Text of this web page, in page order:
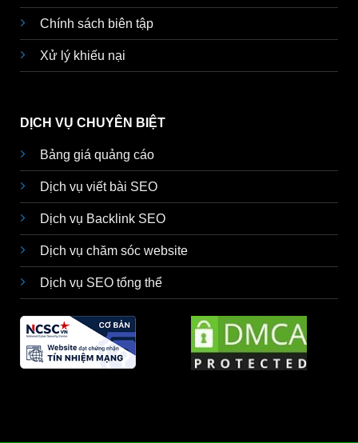
Chính sách biên tập
Xử lý khiếu nại
DỊCH VỤ CHUYÊN BIỆT
Bảng giá quảng cáo
Dịch vụ viết bài SEO
Dịch vụ Backlink SEO
Dịch vụ chăm sóc website
Dịch vụ SEO tổng thể